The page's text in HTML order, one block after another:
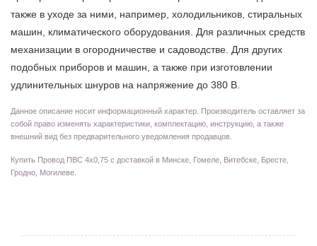
также в уходе за ними, например, холодильников, стиральных
машин, климатического оборудования. Для различных средств
механизации в огородничестве и садоводстве. Для других
подобных приборов и машин, а также при изготовлении
удлинительных шнуров на напряжение до 380 В.
Данное описание носит информационный характер. Производитель оставляет за
собой право изменять характеристики, комплектацию, инструкцию, а также
внешний вид без предварительного уведомления продавцов.
Купить Провод ПВС 4х0,75 с доставкой в Минске, Гомеле, Витебске, Бресте,
Гродно, Могилеве.